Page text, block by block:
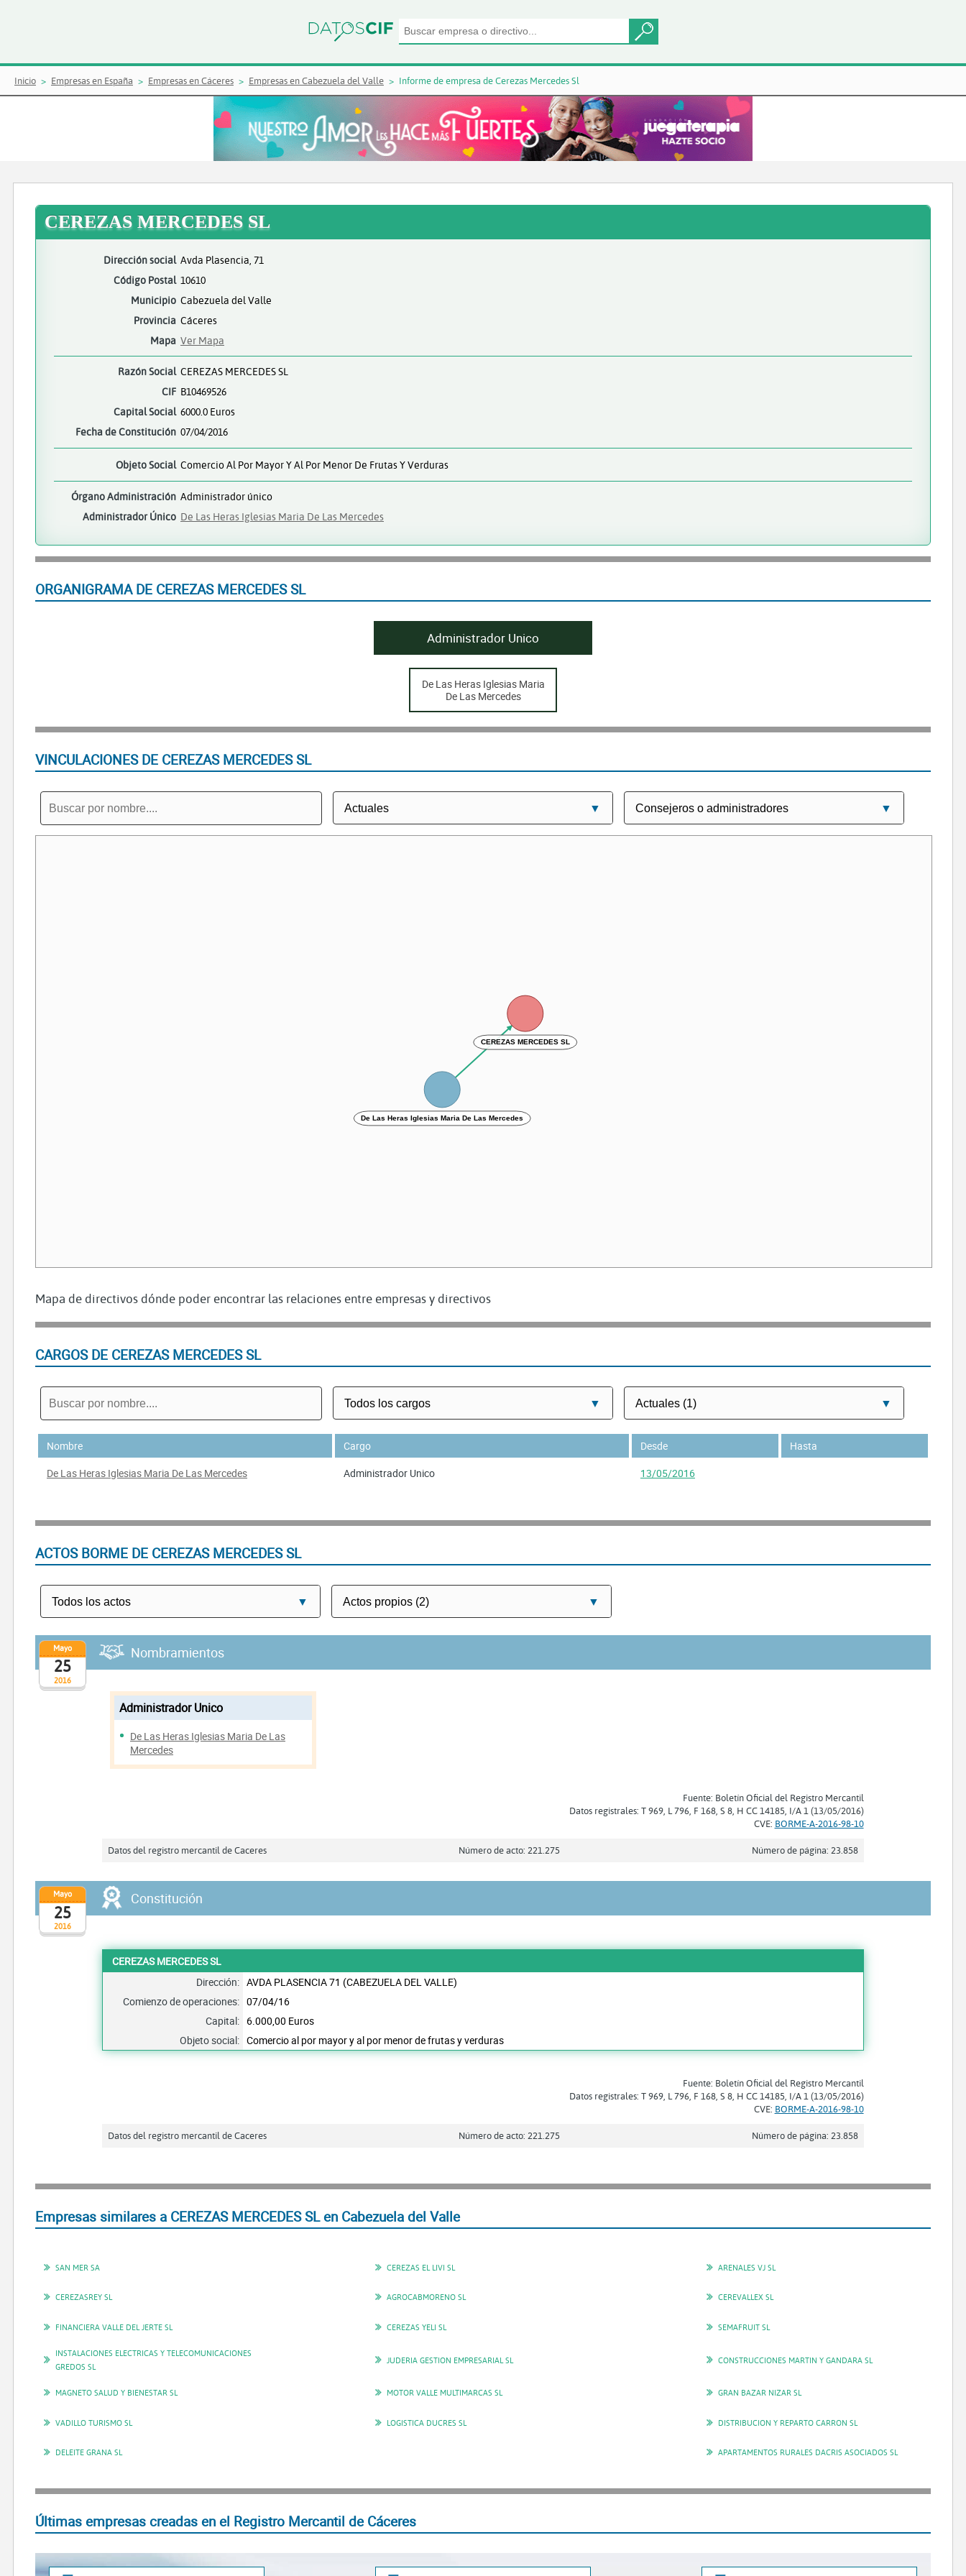
Inicio Empresas en España Empresas en Cáceres Empresas en Cabezuela del Valle Informe de empresa de Cerezas Mercedes Sl
CEREZAS MERCEDES SL
Dirección social Avda Plasencia, 71
Código Postal 10610
Municipio Cabezuela del Valle
Provincia Cáceres
Mapa Ver Mapa
Razón Social CEREZAS MERCEDES SL
CIF B10469526
Capital Social 6000.0 Euros
Fecha de Constitución 07/04/2016
Objeto Social Comercio Al Por Mayor Y Al Por Menor De Frutas Y Verduras
Órgano Administración Administrador único
Administrador Único De Las Heras Iglesias Maria De Las Mercedes
ORGANIGRAMA DE CEREZAS MERCEDES SL
Administrador Unico
De Las Heras Iglesias Maria
De Las Mercedes
VINCULACIONES DE CEREZAS MERCEDES SL
CEREZAS MERCEDES SL
De Las Heras Iglesias Maria De Las Mercedes
Mapa de directivos dónde poder encontrar las relaciones entre empresas y directivos
CARGOS DE CEREZAS MERCEDES SL
Nombre Cargo Desde
Hasta
De Las Heras Iglesias Maria De Las Mercedes
Administrador Unico 13/05/2016
ACTOS BORME DE CEREZAS MERCEDES SL
2016
Mayo
25
Nombramientos
Administrador Unico
De Las Heras Iglesias Maria De Las
Mercedes
Fuente: Boletín Oficial del Registro Mercantil
Datos registrales: T 969, L 796, F 168, S 8, H CC 14185, I/A 1 (13/05/2016)
CVE: BORME-A-2016-98-10
Datos del registro mercantil de Caceres Número de acto: 221.275 Número de página: 23.858
2016
Mayo
25
Constitución
CEREZAS MERCEDES SL
Dirección: AVDA PLASENCIA 71 (CABEZUELA DEL VALLE)
Comienzo de operaciones: 07/04/16
Capital: 6.000,00 Euros
Objeto social: Comercio al por mayor y al por menor de frutas y verduras
Fuente: Boletín Oficial del Registro Mercantil
Datos registrales: T 969, L 796, F 168, S 8, H CC 14185, I/A 1 (13/05/2016)
CVE: BORME-A-2016-98-10
Datos del registro mercantil de Caceres Número de acto: 221.275 Número de página: 23.858
Empresas similares a CEREZAS MERCEDES SL en Cabezuela del Valle
SAN MER SA CEREZAS EL LIVI SL ARENALES VJ SL
CEREZASREY SL AGROCABMORENO SL CEREVALLEX SL
FINANCIERA VALLE DEL JERTE SL CEREZAS YELI SL SEMAFRUIT SL
INSTALACIONES ELECTRICAS Y TELECOMUNICACIONES
GREDOS SL
JUDERIA GESTION EMPRESARIAL SL CONSTRUCCIONES MARTIN Y GANDARA SL
MAGNETO SALUD Y BIENESTAR SL MOTOR VALLE MULTIMARCAS SL GRAN BAZAR NIZAR SL
VADILLO TURISMO SL LOGISTICA DUCRES SL DISTRIBUCION Y REPARTO CARRON SL
DELEITE GRANA SL APARTAMENTOS RURALES DACRIS ASOCIADOS SL
Últimas empresas creadas en el Registro Mercantil de Cáceres